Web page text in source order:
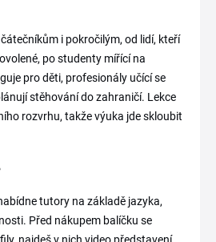
i pokročilým, od lidí, kteří
po studenty mířící na
pro děti, profesionály učící se
stěhování do zahraničí. Lekce
rozvrhu, takže výuka jde skloubit
tutory na základě jazyka,
Před nákupem balíčku se